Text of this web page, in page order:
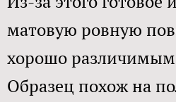
матовую ровную
хорошо
Образец похож на